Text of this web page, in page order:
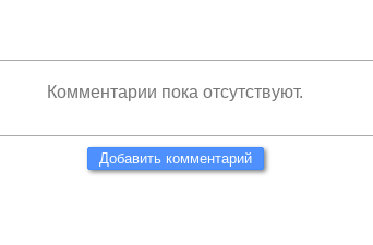
Комментарии пока отсутствуют.
Добавить комментарий